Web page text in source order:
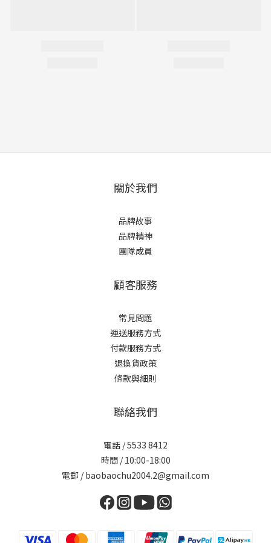
關於我們
品牌故事
品牌精神
團隊成員
顧客服務
常見問題
運送服務方式
付款服務方式
退換貨政策
條款與細則
聯絡我們
電話 / 5533 8412
時間 / 10:00-18:00
電郵 / baobaochu2004.2@gmail.com